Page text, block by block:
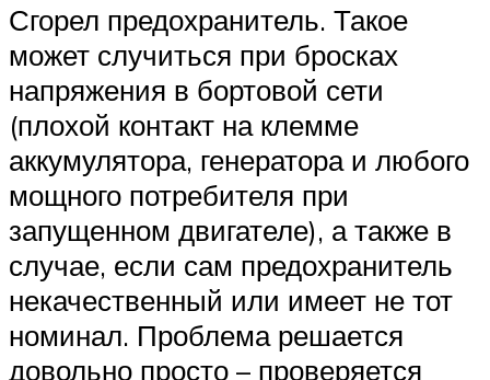
Сгорел предохранитель. Такое
может случиться при бросках
напряжения в бортовой сети
(плохой контакт на клемме
аккумулятора, генератора и любого
мощного потребителя при
запущенном двигателе), а также в
случае, если сам предохранитель
некачественный или имеет не тот
номинал. Проблема решается
довольно просто – проверяется